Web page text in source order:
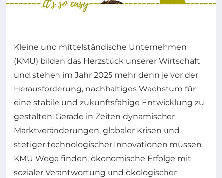
Kleine und mittelständische Unternehmen
(KMU) bilden das Herzstück unserer Wirtschaft
und stehen im Jahr 2025 mehr denn je vor der
Herausforderung, nachhaltiges Wachstum für
eine stabile und zukunftsfähige Entwicklung zu
gestalten. Gerade in Zeiten dynamischer
Marktveränderungen, globaler Krisen und
stetiger technologischer Innovationen müssen
KMU Wege finden, ökonomische Erfolge mit
sozialer Verantwortung und ökologischer